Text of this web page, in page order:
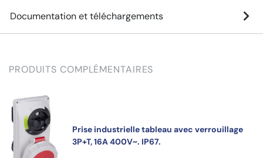
Documentation et téléchargements
PRODUITS COMPLÉMENTAIRES
Prise industrielle tableau avec verrouillage
3P+T, 16A 400V~. IP67.